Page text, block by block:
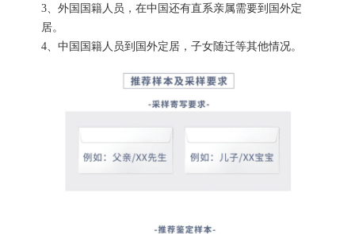
3、外国国籍人员，在中国还有直系亲属需要到国外定
居。
4、中国国籍人员到国外定居，子女随迁等其他情况。